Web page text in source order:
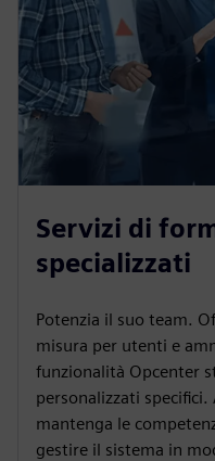
Servizi di
specializzati
Potenzia il suo team.
misura per utenti e
funzionalità Opcenter
personalizzati
mantenga le
gestire il sistema in